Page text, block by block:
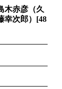
木赤彦（久
次郎） [48